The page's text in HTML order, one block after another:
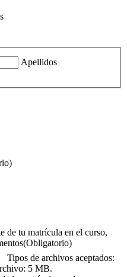
Apellidos
de tu matrícula en el curso,
(Obligatorio)
Tipos de archivos aceptados:
5 MB.